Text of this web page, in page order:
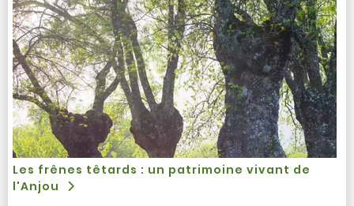
Les frênes têtards : un patrimoine vivant de
l'Anjou